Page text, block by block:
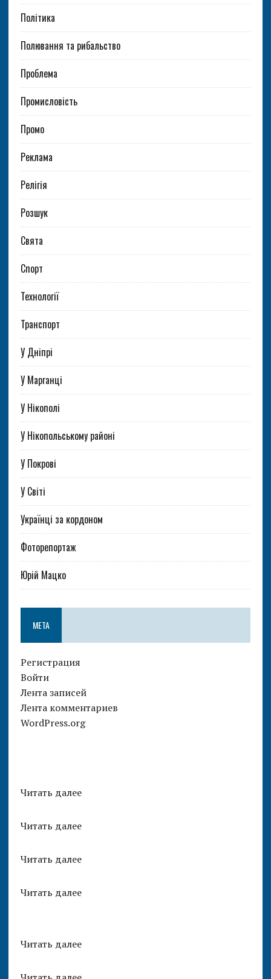
Політика
Полювання та рибальство
Проблема
Промисловість
Промо
Реклама
Релігія
Розшук
Свята
Спорт
Технології
Транспорт
У Дніпрі
У Марганці
У Нікополі
У Нікопольському районі
У Покрові
У Світі
Українці за кордоном
Фоторепортаж
Юрій Мацко
МЕТА
Регистрация
Войти
Лента записей
Лента комментариев
WordPress.org
Читать далее
Читать далее
Читать далее
Читать далее
Читать далее